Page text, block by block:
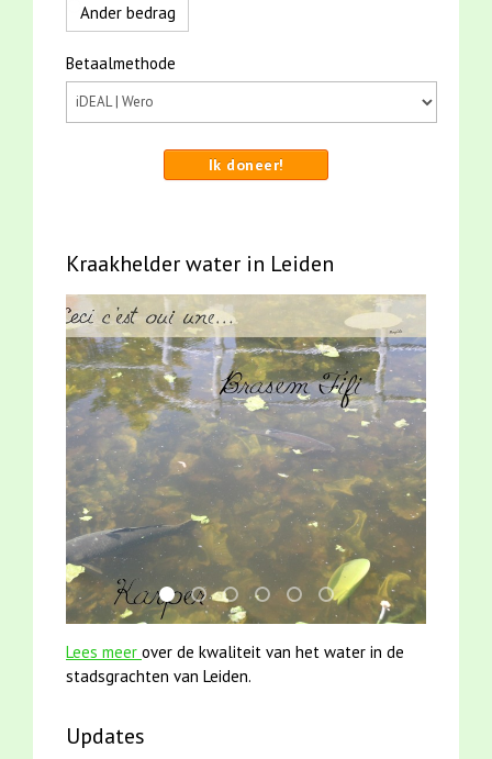
Ander bedrag
Betaalmethode
Ik doneer!
Kraakhelder water in Leiden
smoelenboek fifi en karper nieuwsbrief-
jun2021 zaklv 5 snoekje MOOI
jun2021 28 brasem en rietvoorns
mei2021 1 snoekje elly
karper met kattenklimtouw
mei2021
Lees meer over de kwaliteit van het water in de
stadsgrachten van Leiden.
Updates